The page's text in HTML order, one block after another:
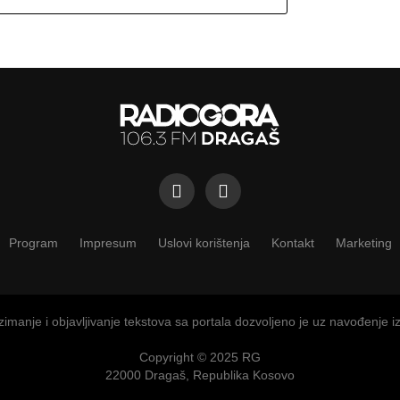
Program Impresum Uslovi korištenja Kontakt Marketing
i objavljivanje tekstova sa portala dozvoljeno je uz navođenje
Copyright © 2025 RG
22000 Dragaš, Republika Kosovo